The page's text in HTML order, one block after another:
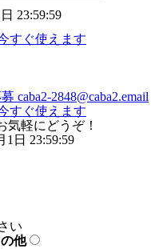
23:59:59
すぐ使えます
caba2-2848@caba2.email
すぐ使えます
気軽にどうぞ！
1日 23:59:59
い
他